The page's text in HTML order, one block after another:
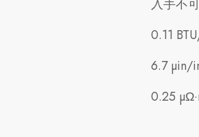
入手不
0.11
6.7 µin/
0.25